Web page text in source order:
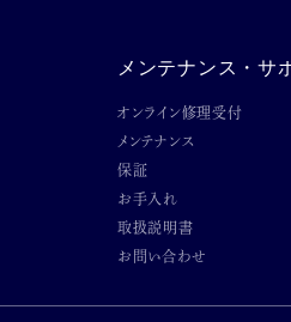
メンテナンス・サ
オンライン修理受付
メンテナンス
保証
お手入れ
取扱説明書
お問い合わせ